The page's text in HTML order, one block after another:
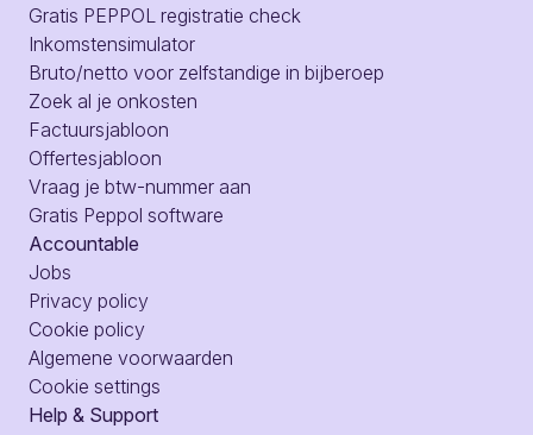
Gratis PEPPOL registratie check
Inkomstensimulator
Bruto/netto voor zelfstandige in bijberoep
Zoek al je onkosten
Factuursjabloon
Offertesjabloon
Vraag je btw-nummer aan
Gratis Peppol software
Accountable
Jobs
Privacy policy
Cookie policy
Algemene voorwaarden
Cookie settings
Help & Support